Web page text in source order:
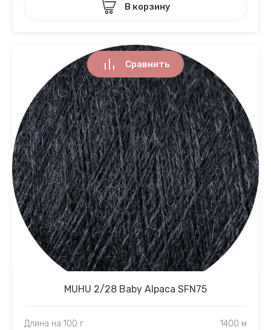
В корзину
MUHU 2/28 Baby Alpaca SFN75
Сравнить
Длина на 100 г 1400 м